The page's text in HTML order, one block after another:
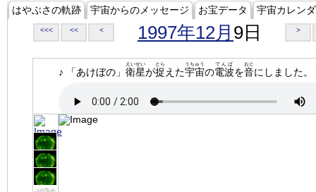
はやぶさの軌跡 宇宙からのメッセージ お宝データ 宇宙カレン
<<< << < 1997年12月 9日 >
♪ 「あけぼの」 衛星
えいせい
が捉
とら
えた宇宙
うちゅう
の電波
でんぱ
を音
おと
にしました。